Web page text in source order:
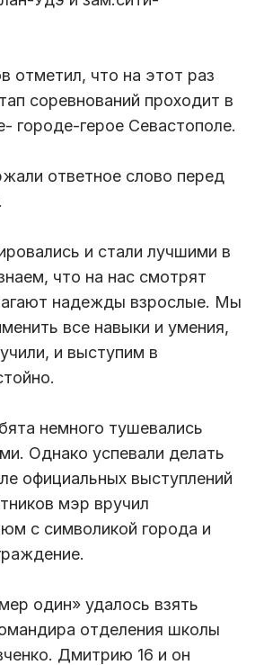
отметил, что на этот раз
соревнований проходит в
городе-герое Севастополе.
ответное слово перед
и стали лучшими в
что на нас смотрят
надежды взрослые. Мы
все навыки и умения,
и выступим в
немного тушевались
Однако успевали делать
официальных выступлений
мэр вручил
с символикой города и
один» удалось взять
отделения школы
Дмитрию 16 и он